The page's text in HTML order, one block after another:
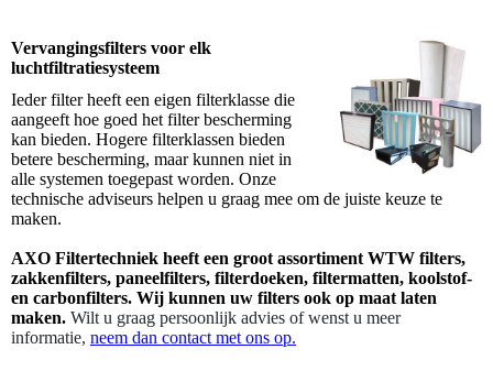
Vervangingsfilters voor elk
luchtfiltratiesysteem
Ieder filter heeft een eigen filterklasse die
aangeeft hoe goed het filter bescherming
kan bieden. Hogere filterklassen bieden
betere bescherming, maar kunnen niet in
alle systemen toegepast worden. Onze
technische adviseurs helpen u graag mee om de juiste keuze te
maken.
AXO Filtertechniek heeft een groot assortiment WTW filters,
zakkenfilters, paneelfilters, filterdoeken, filtermatten, koolstof-
en carbonfilters. Wij kunnen uw filters ook op maat laten
maken. Wilt u graag persoonlijk advies of wenst u meer
informatie, neem dan contact met ons op.